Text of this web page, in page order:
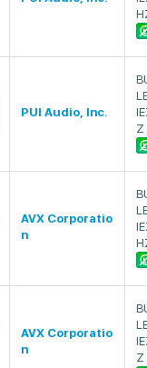
PUI Audio, Inc.
Z
AVX Corporatio
n
AVX Corporatio
n
Z